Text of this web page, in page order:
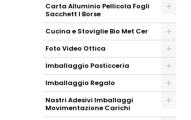
Carta Alluminio Pellicola Fogli
Sacchett I Borse
Cucina e Stoviglie Bio Met Cer
Foto Video Ottica
Imballaggio Pasticceria
Imballaggio Regalo
Nastri Adesivi Imballaggi
Movimentazione Carichi